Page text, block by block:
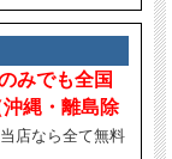
みでも全国
縄・離島除
店なら全て無料